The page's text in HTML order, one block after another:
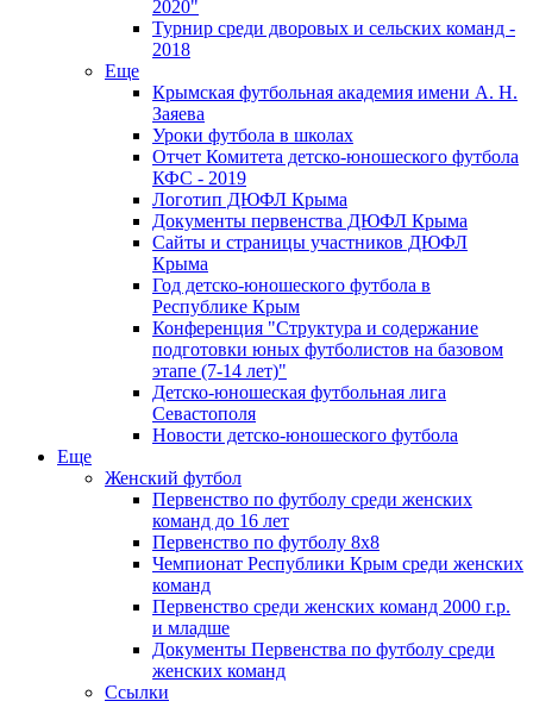
2020"
Турнир среди дворовых и сельских команд -
2018
Еще
Крымская футбольная академия имени А. Н.
Заяева
Уроки футбола в школах
Отчет Комитета детско-юношеского футбола
КФС - 2019
Логотип ДЮФЛ Крыма
Документы первенства ДЮФЛ Крыма
Сайты и страницы участников ДЮФЛ
Крыма
Год детско-юношеского футбола в
Республике Крым
Конференция "Структура и содержание
подготовки юных футболистов на базовом
этапе (7-14 лет)"
Детско-юношеская футбольная лига
Севастополя
Новости детско-юношеского футбола
Еще
Женский футбол
Первенство по футболу среди женских
команд до 16 лет
Первенство по футболу 8х8
Чемпионат Республики Крым среди женских
команд
Первенство среди женских команд 2000 г.р.
и младше
Документы Первенства по футболу среди
женских команд
Ссылки